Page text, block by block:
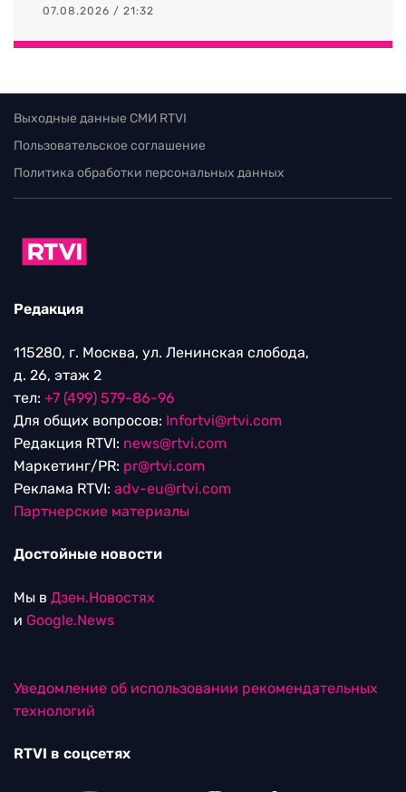
07.08.2026 / 21:32
Выходные данные СМИ RTVI
Пользовательское соглашение
Политика обработки персональных данных
Редакция
115280, г. Москва, ул. Ленинская слобода,
д. 26, этаж 2
тел: +7 (499) 579-86-96
Для общих вопросов: Infortvi@rtvi.com
Редакция RTVI: news@rtvi.com
Маркетинг/PR: pr@rtvi.com
Реклама RTVI: adv-eu@rtvi.com
Партнерские материалы
Достойные новости
Мы в Дзен.Новостях
и Google.News
Уведомление об использовании рекомендательных
технологий
RTVI в соцсетях